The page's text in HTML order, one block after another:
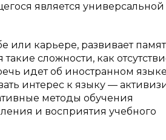
является универсальной
или карьере, развивает
сложности, как
идет об иностранном
интерес к языку —
методы обучения
и восприятия учебного